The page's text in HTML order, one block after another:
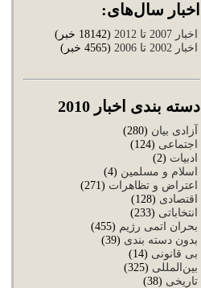
اخبار سال‌های:
اخبار 2007 تا 2012
(18142 خبر)
اخبار 2002 تا 2006
(4565 خبر)
دسته بندی اخبار 2010
آزادی بیان (280)
اجتماعی (124)
ادبیات (2)
اسلام و مسلمین (4)
اعتراض و تظاهرات (271)
اقتصادی (128)
انتخاباتی (233)
بحران اتمی رژیم (455)
بدون دسته بندی (39)
بی قانونی (14)
بین‌المللی (325)
تاریخی (38)